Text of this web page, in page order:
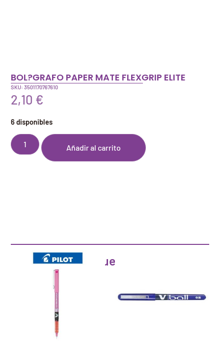
BOL?GRAFO PAPER MATE FLEXGRIP ELITE
SKU: 3501170767610
2,10 €
6 disponibles
Añadir al carrito
Artículos que pueden interesarte